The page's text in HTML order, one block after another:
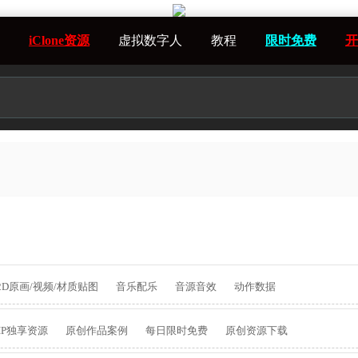
iClone资源 虚拟数字人 教程 限时免费
原画/视频/材质贴图 音乐配乐 音源音效 动作数据
独享资源 原创作品案例 每日限时免费 原创资源下载